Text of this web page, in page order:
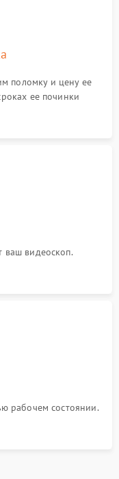
поломку и цену ее
ее починки
ваш видеоскоп.
рабочем состоянии.